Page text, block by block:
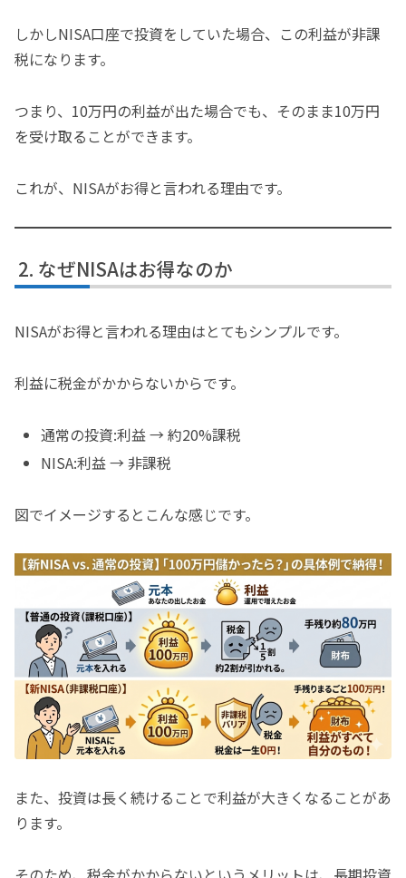
しかしNISA口座で投資をしていた場合、この利益が非課
税になります。
つまり、10万円の利益が出た場合でも、そのまま10万円
を受け取ることができます。
これが、NISAがお得と言われる理由です。
なぜNISAはお得なのか
NISAがお得と言われる理由はとてもシンプルです。
利益に税金がかからないからです。
通常の投資:利益 → 約20%課税
NISA:利益 → 非課税
図でイメージするとこんな感じです。
また、投資は長く続けることで利益が大きくなることがあ
ります。